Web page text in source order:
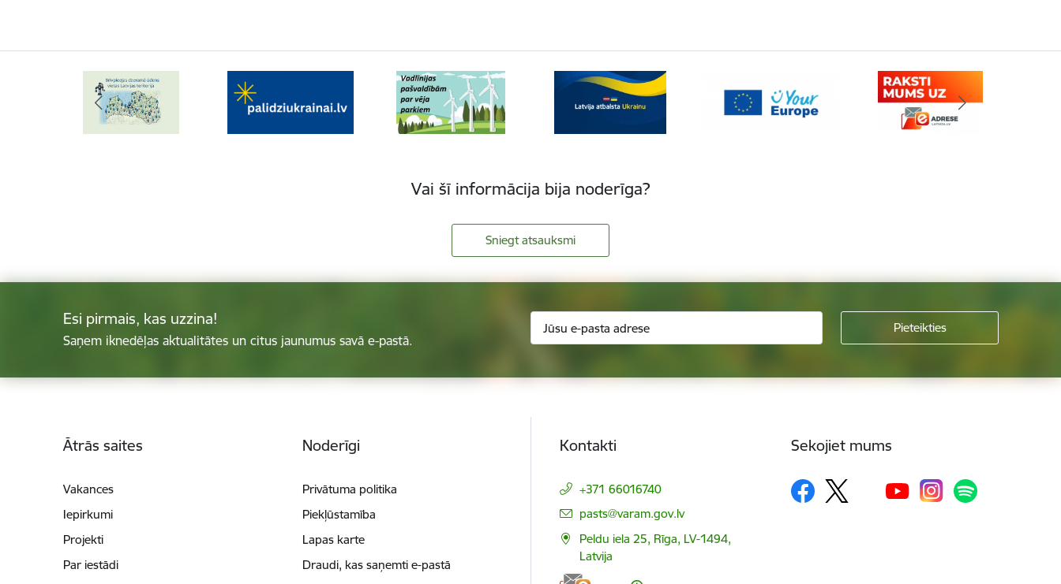
Vai šī informācija bija noderīga?
Sniegt atsauksmi
Esi pirmais, kas uzzina!
Saņem iknedēļas aktualitātes un citus jaunumus savā e-pastā.
Ātrās saites
Vakances
Iepirkumi
Projekti
Par iestādi
Noderīgi
Privātuma politika
Piekļūstamība
Lapas karte
Draudi, kas saņemti e-pastā
Kontakti
+371 66016740
E-pasts:
pasts@varam.gov.lv
Peldu iela 25, Rīga, LV-1494,
Latvija
Sekojiet mums